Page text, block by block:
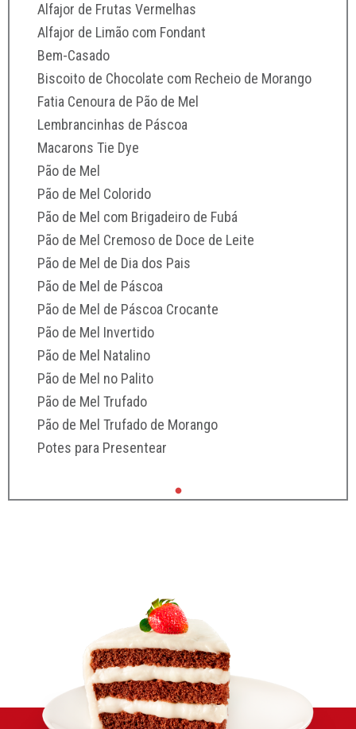
Alfajor de Frutas Vermelhas
Alfajor de Limão com Fondant
Bem-Casado
Biscoito de Chocolate com Recheio de Morango
Fatia Cenoura de Pão de Mel
Lembrancinhas de Páscoa
Macarons Tie Dye
Pão de Mel
Pão de Mel Colorido
Pão de Mel com Brigadeiro de Fubá
Pão de Mel Cremoso de Doce de Leite
Pão de Mel de Dia dos Pais
Pão de Mel de Páscoa
Pão de Mel de Páscoa Crocante
Pão de Mel Invertido
Pão de Mel Natalino
Pão de Mel no Palito
Pão de Mel Trufado
Pão de Mel Trufado de Morango
Potes para Presentear